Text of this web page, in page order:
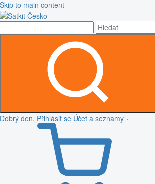
Skip to main content
Dobrý den, Přihlásit se Účet a seznamy